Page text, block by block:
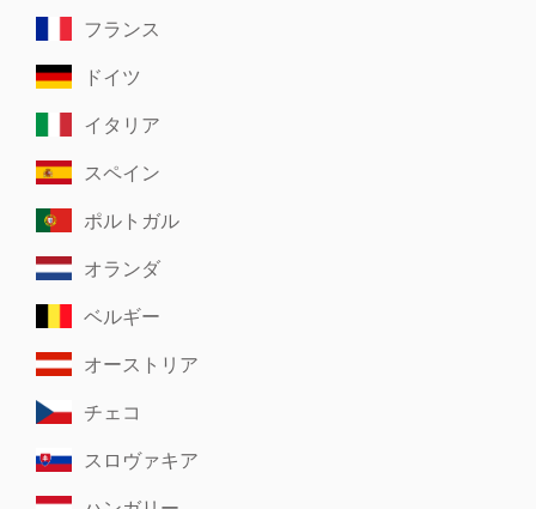
フランス
ドイツ
イタリア
スペイン
ポルトガル
オランダ
ベルギー
オーストリア
チェコ
スロヴァキア